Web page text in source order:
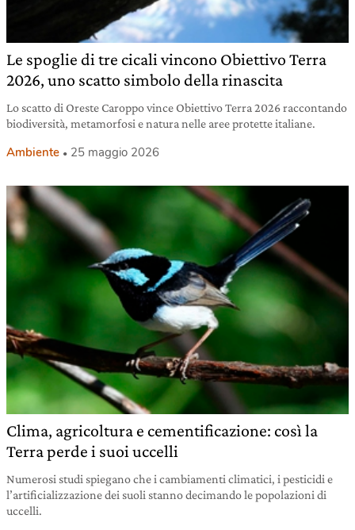
Le spoglie di tre cicali vincono Obiettivo Terra
2026, uno scatto simbolo della rinascita
Lo scatto di Oreste Caroppo vince Obiettivo Terra 2026 raccontando
biodiversità, metamorfosi e natura nelle aree protette italiane.
Ambiente 25 maggio 2026
Clima, agricoltura e cementificazione: così la
Terra perde i suoi uccelli
Numerosi studi spiegano che i cambiamenti climatici, i pesticidi e
l’artificializzazione dei suoli stanno decimando le popolazioni di
uccelli.